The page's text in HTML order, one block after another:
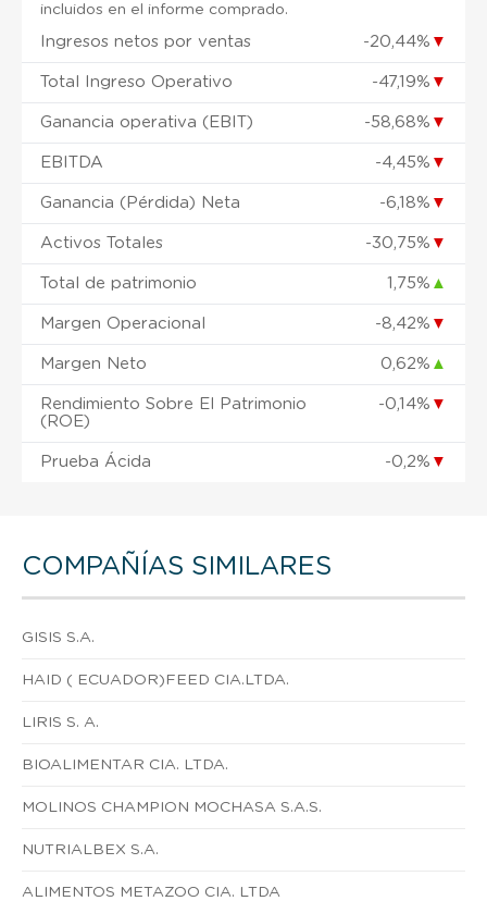
incluidos en el informe comprado.
Ingresos netos por ventas -20,44% ▼
Total Ingreso Operativo -47,19% ▼
Ganancia operativa (EBIT) -58,68% ▼
EBITDA -4,45% ▼
Ganancia (Pérdida) Neta -6,18% ▼
Activos Totales -30,75% ▼
Total de patrimonio 1,75% ▲
Margen Operacional -8,42% ▼
Margen Neto 0,62% ▲
Rendimiento Sobre El Patrimonio
(ROE)
-0,14% ▼
Prueba Ácida -0,2% ▼
COMPAÑÍAS SIMILARES
GISIS S.A.
HAID ( ECUADOR)FEED CIA.LTDA.
LIRIS S. A.
BIOALIMENTAR CIA. LTDA.
MOLINOS CHAMPION MOCHASA S.A.S.
NUTRIALBEX S.A.
ALIMENTOS METAZOO CIA. LTDA